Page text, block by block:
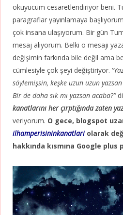
okuyucum cesaretlendiriyor beni.
paragraflar yayınlamaya
çok insana ulaşıyorum. Bir gün
mesaj alıyorum. Belki o mesajı
değişimin farkında bile değil ama
cümlesiyle çok şeyi değiştiriyor. ‘
söylemişsin, keşke uzun uzun
Bir de daha sık mı yazsan acaba?”
kanatlarını her çırptığında zaten
veriyorum. O gece, blogspot
ilhamperisininkanatlari olarak
hakkında kısmına Google